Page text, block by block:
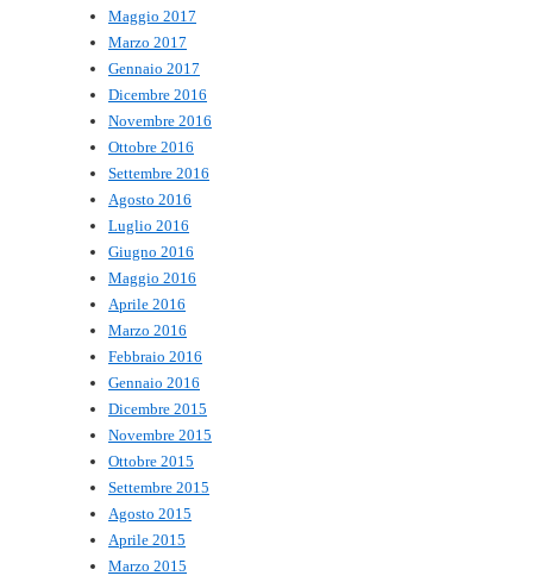
Maggio 2017
Marzo 2017
Gennaio 2017
Dicembre 2016
Novembre 2016
Ottobre 2016
Settembre 2016
Agosto 2016
Luglio 2016
Giugno 2016
Maggio 2016
Aprile 2016
Marzo 2016
Febbraio 2016
Gennaio 2016
Dicembre 2015
Novembre 2015
Ottobre 2015
Settembre 2015
Agosto 2015
Aprile 2015
Marzo 2015